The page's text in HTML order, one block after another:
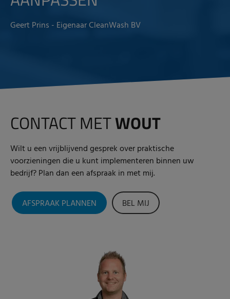
Geert Prins - Eigenaar CleanWash BV
CONTACT METWOUT
Wilt u een vrijblijvend gesprek over praktische
voorzieningen die u kunt implementeren binnen uw
bedrijf? Plan dan een afspraak in met mij.
AFSPRAAK PLANNEN BEL MIJ